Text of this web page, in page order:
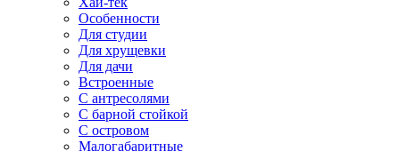
Особенности
Для студии
Для хрущевки
Для дачи
Встроенные
С антресолями
С барной стойкой
С островом
Малогабаритные